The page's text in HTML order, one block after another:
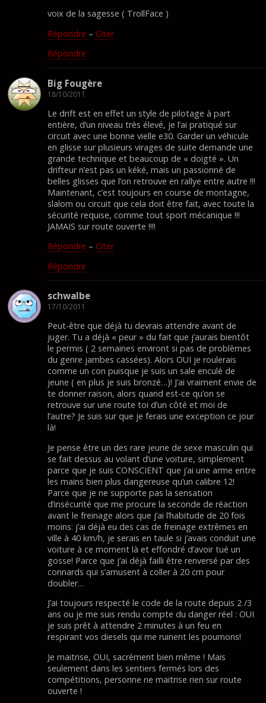
voix de la sagesse ( TrollFace )
Répondre – Citer
Répondre
Big Fougère
18/10/2011
Le drift est en effet un style de pilotage à part
entière, d’un niveau très élevé, je l’ai pratiqué sur
circuit avec une bonne vielle e30. Garder un véhicule
en glisse sur plusieurs virages de suite demande une
grande technique et beaucoup de « doigté ». Un
drifteur n’est pas un kéké, mais un passionné de
belles glisses que l’on retrouve en rallye entre autre !!!
Maintenant, c’est toujours en course de montagne,
slalom ou circuit que cela doit être fait, avec toute la
sécurité requise, comme tout sport mécanique !!!
JAMAIS sur route ouverte !!!!
Répondre – Citer
Répondre
schwalbe
17/10/2011
Peut-être que déjà tu devrais attendre avant de
juger. Tu a déjà « peur » du fait que j’aurais bientôt
le permis ( 2 semaines environt si pas de problèmes
du genre jambes cassées). Alors OUI je roulerais
comme un con puisque je suis un sale enculé de
jeune ( en plus je suis bronzé…)! J’ai vraiment envie de
te donner raison, alors quand est-ce qu’on se
retrouve sur une route toi d’un côté et moi de
l’autre? Je suis sur que je ferais une exception ce jour
là!
Je pense être un des rare jeune de sexe masculin qui
se fait dessus au volant d’une voiture, simplement
parce que je suis CONSCIENT que j’ai une arme entre
les mains bien plus dangereuse qu’un calibre 12!
Parce que je ne supporte pas la sensation
d’insécurité que me procure la seconde de réaction
avant le freinage alors que j’ai l’habitude de 20 fois
moins: j’ai déjà eu des cas de freinage extrêmes en
ville à 40 km/h, je serais en taule si j’avais conduit une
voiture à ce moment là et effondré d’avoir tué un
gosse! Parce que j’ai déjà failli être renversé par des
connards qui s’amusent à coller à 20 cm pour
doubler…
J’ai toujours respecté le code de la route depuis 2 /3
ans ou je me suis rendu compte du danger réel : OUI
je suis prêt à attendre 2 minutes à un feu en
respirant vos diesels qui me ruinent les poumons!
Je maitrise, OUI, sacrément bien même ! Mais
seulement dans les sentiers fermés lors des
compétitions, personne ne maitrise rien sur route
ouverte !